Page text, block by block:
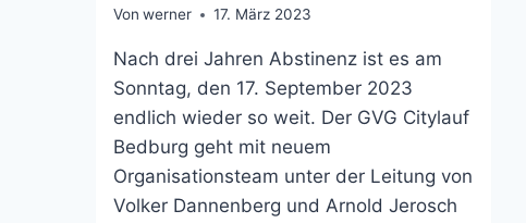
Von werner 17. März 2023
Nach drei Jahren Abstinenz ist es am
Sonntag, den 17. September 2023
endlich wieder so weit. Der GVG Citylauf
Bedburg geht mit neuem
Organisationsteam unter der Leitung von
Volker Dannenberg und Arnold Jerosch